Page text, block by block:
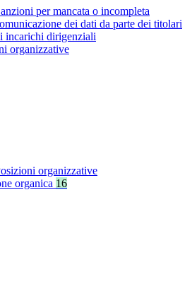
per mancata o incompleta
dei dati da parte dei titolari
incarichi dirigenziali
organizzative
organizzative
organica 16